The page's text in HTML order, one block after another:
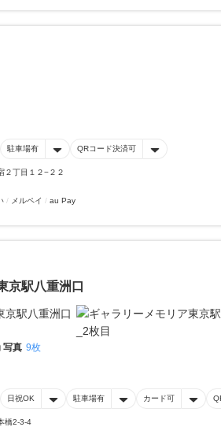
駐車場有 QRコード決済可
２丁目１２−２２
メルペイ au Pay
京駅八重洲口
写真 9枚
日祝OK 駐車場有 カード可
橋2-3-4